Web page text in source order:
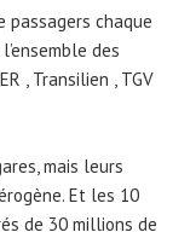
passagers chaque
des
, Transilien , TGV
mais leurs
Et les 10
de 30 millions de